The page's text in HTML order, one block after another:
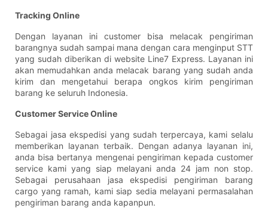
Tracking Online
Dengan layanan ini customer bisa melacak pengiriman
barangnya sudah sampai mana dengan cara menginput STT
yang sudah diberikan di website Line7 Express. Layanan ini
akan memudahkan anda melacak barang yang sudah anda
kirim dan mengetahui berapa ongkos kirim pengiriman
barang ke seluruh Indonesia.
Customer Service Online
Sebagai jasa ekspedisi yang sudah terpercaya, kami selalu
memberikan layanan terbaik. Dengan adanya layanan ini,
anda bisa bertanya mengenai pengiriman kepada customer
service kami yang siap melayani anda 24 jam non stop.
Sebagai perusahaan jasa ekspedisi pengiriman barang
cargo yang ramah, kami siap sedia melayani permasalahan
pengiriman barang anda kapanpun.